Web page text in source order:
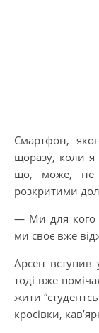
Смартфон,
щоразу, коли я
що, може, не
розкритими
— Ми для кого
ми своє вже
Арсен вступив
тоді вже
жити
кросівки,